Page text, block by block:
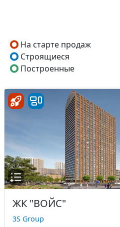
На старте продаж
Строящиеся
Построенные
ЖК "ВОЙС"
3S Group